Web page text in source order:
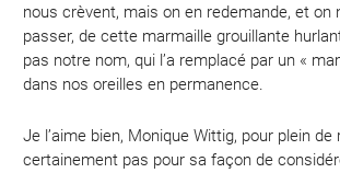
nous crèvent, mais on en redemande, et on
passer, de cette marmaille grouillante
pas notre nom, qui l’a remplacé par un «
dans nos oreilles en permanence.
Je l’aime bien, Monique Wittig, pour plein de
certainement pas pour sa façon de